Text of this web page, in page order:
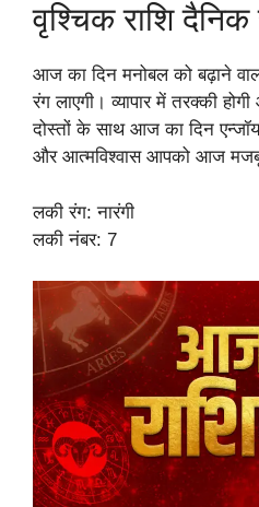
वृश्चिक राशि
आज का दिन मनोबल को बढ़ाने
रंग लाएगी। व्यापार में तरक्की
दोस्तों के साथ आज का दिन
और आत्मविश्वास आपको आज
लकी रंग: नारंगी
लकी नंबर: 7